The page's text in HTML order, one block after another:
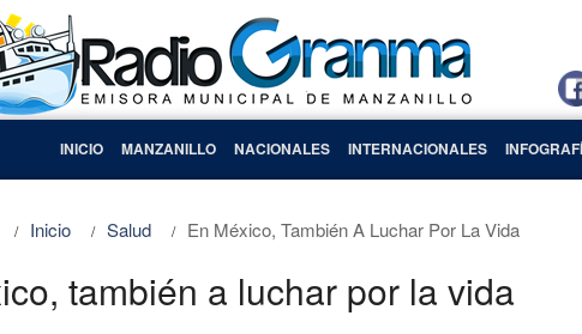
INICIO MANZANILLO NACIONALES INTERNACIONALES
Inicio Salud En México, También A Luchar Por La Vida
también a luchar por la vida